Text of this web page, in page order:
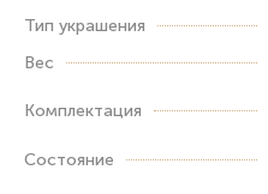
Тип украшения
Вес
Комплектация
Состояние